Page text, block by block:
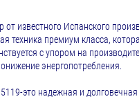
от известного Испанского
техника премиум класса,
с упором на
энергопотребления.
это надежная и